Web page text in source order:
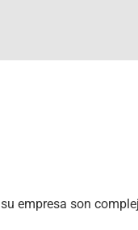
empresa son